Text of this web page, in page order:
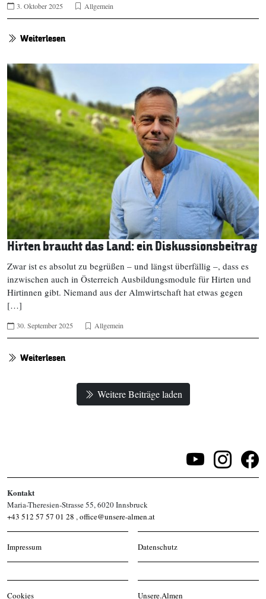
3. Oktober 2025 Allgemein
Weiterlesen
Hirten braucht das Land: ein Diskussionsbeitrag
Zwar ist es absolut zu begrüßen – und längst überfällig –, dass es
inzwischen auch in Österreich Ausbildungsmodule für Hirten und
Hirtinnen gibt. Niemand aus der Almwirtschaft hat etwas gegen
[…]
30. September 2025 Allgemein
Weiterlesen
Weitere Beiträge laden
Kontakt
Maria-Theresien-Strasse 55, 6020 Innsbruck
+43 512 57 57 01 28 ,office@unsere-almen.at
Impressum Datenschutz
Cookies Unsere.Almen